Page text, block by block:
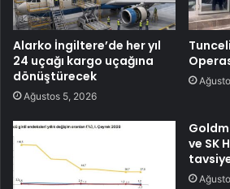
Alarko İngiltere’de her yıl
24 uçağı kargo uçağına
dönüştürecek
Ağustos 5, 2026
ve SK